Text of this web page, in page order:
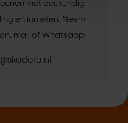
met deskundig
en inmeten. Neem
mail of Whatsapp!